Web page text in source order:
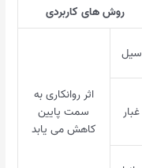
روش های کاربردی
سیل
اثر روانکاری به
سمت پایین
کاهش می یابد
غبار